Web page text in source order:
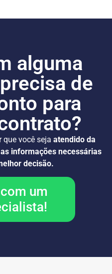
alguma
de
para
você seja atendido da
informações necessárias
decisão.
um